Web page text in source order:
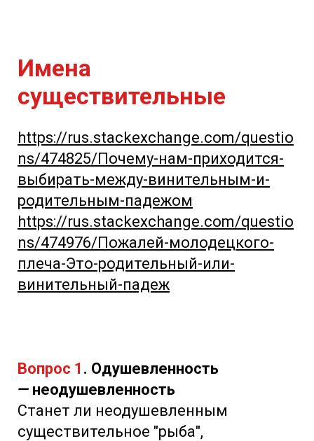
Имена
существительные
https://rus.stackexchange.com/questio
ns/474825/Почему-нам-приходится-
выбирать-между-винительным-и-
родительным-падежом
https://rus.stackexchange.com/questio
ns/474976/Пожалей-молодецкого-
плеча-Это-родительный-или-
винительный-падеж
Вопрос 1 . Одушевленность
— неодушевленность
Станет ли неодушевленным
существительное "рыба",